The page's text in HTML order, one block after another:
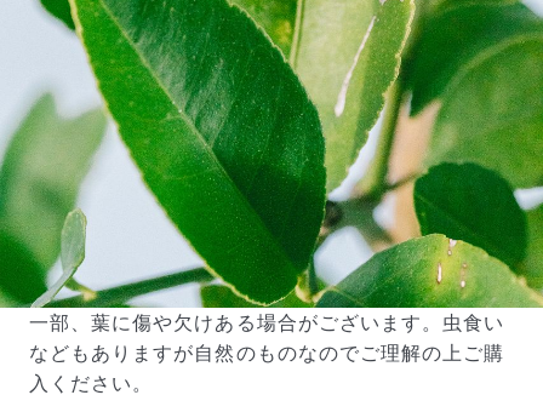
一部、葉に傷や欠けある場合がございます。虫食い
などもありますが自然のものなのでご理解の上ご購
入ください。